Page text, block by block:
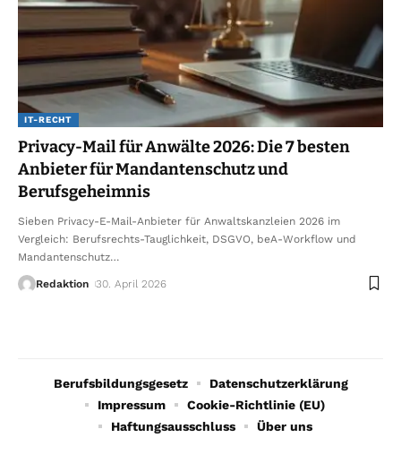
IT-RECHT
Privacy-Mail für Anwälte 2026: Die 7 besten
Anbieter für Mandantenschutz und
Berufsgeheimnis
Sieben Privacy-E-Mail-Anbieter für Anwaltskanzleien 2026 im
Vergleich: Berufsrechts-Tauglichkeit, DSGVO, beA-Workflow und
Mandantenschutz…
Redaktion 30. April 2026
Berufsbildungsgesetz
Datenschutzerklärung
Impressum
Cookie-Richtlinie (EU)
Haftungsausschluss
Über uns